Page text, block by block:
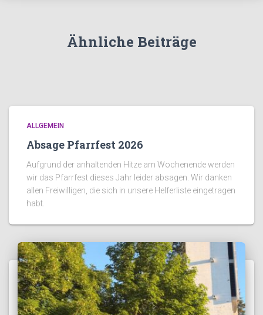
Ähnliche Beiträge
ALLGEMEIN
Absage Pfarrfest 2026
Aufgrund der anhaltenden Hitze am Wochenende werden
wir das Pfarrfest dieses Jahr leider absagen. Wir danken
allen Freiwilligen, die sich in unsere Helferliste eingetragen
habt.